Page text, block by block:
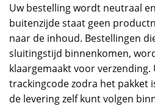
Uw bestelling wordt neutraal
buitenzijde staat geen
naar de inhoud. Bestellingen
sluitingstijd binnenkomen,
klaargemaakt voor verzending.
trackingcode zodra het pakket
de levering zelf kunt volgen